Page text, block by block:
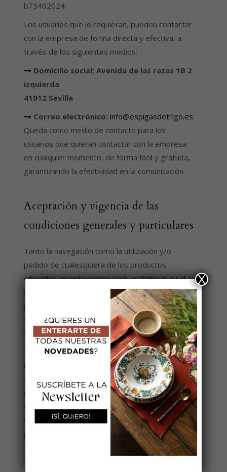
b75402024.
Los usuarios que lo requieran, pueden contactar
con la empresa de forma directa y efectiva, a
través de los siguientes medios:
Domicilio social: Avenida de las razas 1B 2
izquierda
41012 Sevilla
Correo electrónico: info@espigasdetrigo.es.
Queda como medio de contacto para los
usuarios que quieran contactar con la empresa
en cualquier momento, de forma fácil y gratuita,
garantizando la efectividad en la comunicación.
Aceptación y vigencia de las
condiciones generales y particulares
Tanto la navegación como la utilización y/o
pedido de cualesquiera de los productos
ofrecidos en esta página Web le atribuye a Ud. la
condición de Usuario y supone su aceptación
plena y sin reservas de todas y cada una de las
Condiciones Generales y, en su caso, Particulares
vigentes en el momento en que Ud. como
Usuario acceda a la página Web.
Espigas de Trigo
se reserva el derecho a
ampliar y modificar unilateralmente, en cualquier
momento y sin previo aviso, la presentación,
configuración y contenidos de la página Web, así
como suspender temporalmente la
presentación, configuración, especificaciones
técnicas y servicios del sitio web, de la misma
forma.
X